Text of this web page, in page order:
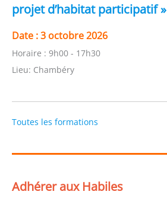
projet d’habitat participatif »
Date :3 octobre 2026
Horaire : 9h00 - 17h30
Lieu: Chambéry
Toutes les formations
Adhérer aux Habiles